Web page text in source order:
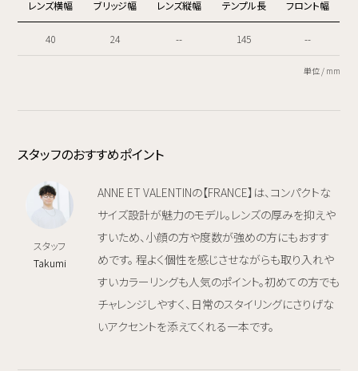
レンズ横幅 ブリッジ幅 レンズ縦幅 テンプル長 フロント幅
40 24 -- 145 --
単位 / mm
スタッフのおすすめポイント
スタッフ
Takumi
ANNE ET VALENTINの【FRANCE】は、コンパクトな
サイズ設計が魅力のモデル。レンズの厚みを抑えや
すいため、小顔の方や度数が強めの方にもおすす
めです。 程よく個性を感じさせながらも取り入れや
すいカラーリングも人気のポイント。初めての方でも
チャレンジしやすく、日常のスタイリングにさりげな
いアクセントを添えてくれる一本です。